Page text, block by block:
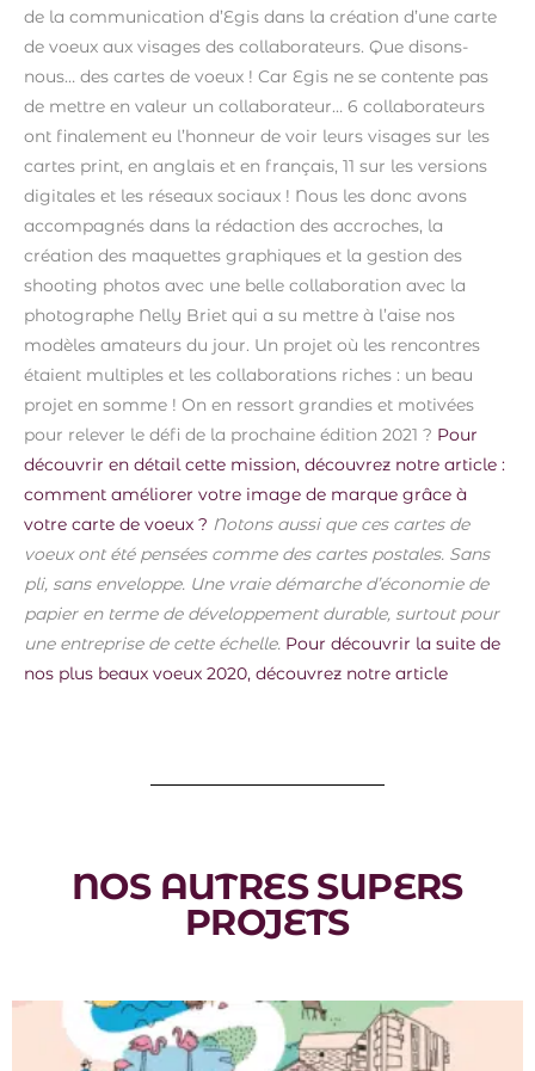
de la communication d’Egis dans la création d’une carte
de voeux aux visages des collaborateurs. Que disons-
nous… des cartes de voeux ! Car Egis ne se contente pas
de mettre en valeur un collaborateur… 6 collaborateurs
ont finalement eu l’honneur de voir leurs visages sur les
cartes print, en anglais et en français, 11 sur les versions
digitales et les réseaux sociaux ! Nous les donc avons
accompagnés dans la rédaction des accroches, la
création des maquettes graphiques et la gestion des
shooting photos avec une belle collaboration avec la
photographe Nelly Briet qui a su mettre à l’aise nos
modèles amateurs du jour. Un projet où les rencontres
étaient multiples et les collaborations riches : un beau
projet en somme ! On en ressort grandies et motivées
pour relever le défi de la prochaine édition 2021 ? Pour
découvrir en détail cette mission, découvrez notre article :
comment améliorer votre image de marque grâce à
votre carte de voeux ? Notons aussi que ces cartes de
voeux ont été pensées comme des cartes postales. Sans
pli, sans enveloppe. Une vraie démarche d’économie de
papier en terme de développement durable, surtout pour
une entreprise de cette échelle. Pour découvrir la suite de
nos plus beaux voeux 2020, découvrez notre article
NOS AUTRES SUPERS
PROJETS